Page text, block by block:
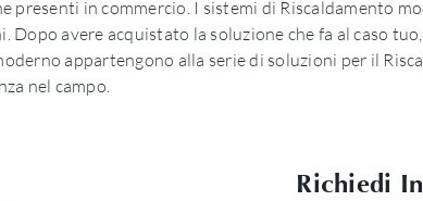
in commercio. I sistemi di Riscaldamento
avere acquistato la soluzione che fa al caso
appartengono alla serie di soluzioni per il
nel campo.
Richiedi